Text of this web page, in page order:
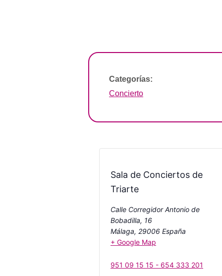
Categorías:
Concierto
Sala de Conciertos de
Triarte
Calle Corregidor Antonio de
Bobadilla, 16
Málaga, 29006 España
+ Google Map
951 09 15 15 - 654 333 201